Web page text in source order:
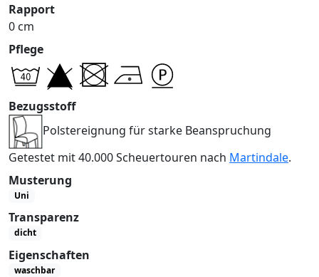
Rapport
0 cm
Pflege
Bezugsstoff
Polstereignung für starke Beanspruchung
Getestet mit 40.000 Scheuertouren nach Martindale.
Musterung
Uni
Transparenz
dicht
Eigenschaften
waschbar